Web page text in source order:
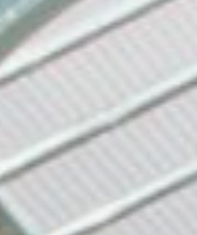
expertiseen immobilier
nous rejoindre